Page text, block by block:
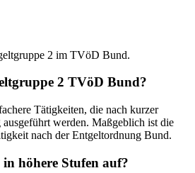
2 im TVöD Bund.
2 TVöD Bund?
Tätigkeiten, die nach kurzer
werden. Maßgeblich ist die
nach der Entgeltordnung Bund.
höhere Stufen auf?